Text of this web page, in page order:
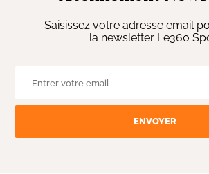
Saisissez votre adresse email
la newsletter Le360
ENVOYER